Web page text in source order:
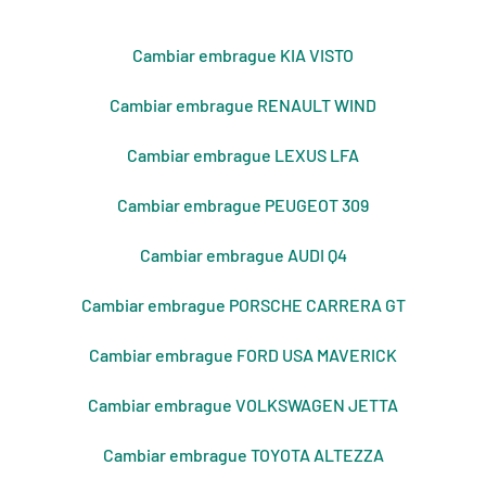
Cambiar embrague KIA VISTO
Cambiar embrague RENAULT WIND
Cambiar embrague LEXUS LFA
Cambiar embrague PEUGEOT 309
Cambiar embrague AUDI Q4
Cambiar embrague PORSCHE CARRERA GT
Cambiar embrague FORD USA MAVERICK
Cambiar embrague VOLKSWAGEN JETTA
Cambiar embrague TOYOTA ALTEZZA